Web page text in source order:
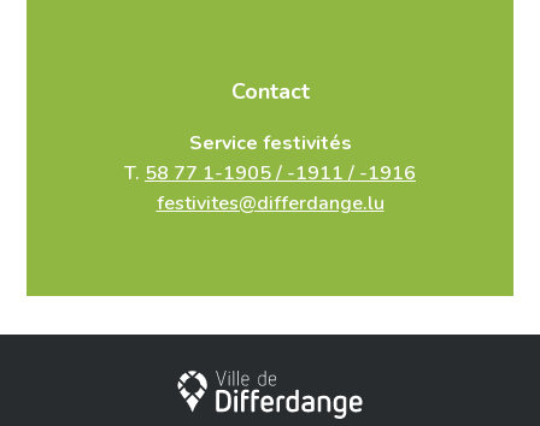
Contact
Service festivités
T. 58 77 1-1905/ -1911 / -1916
festivites@differdange.lu
Ville de Differdange